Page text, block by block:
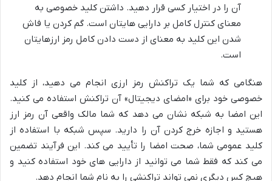
آن را در اختیار کسی قرار دهید. داشتن کلید خصوصی به
معنای کنترل کامل بر دارایی هایتان است. گم کردن یا فاش
شدن این کلید به معنای از دست دادن کامل رمز ارزهایتان
است.
هنگامی که شما یک تراکنش رمز ارزی انجام می دهید، از کلید
خصوصی خود برای «امضای دیجیتال» آن تراکنش استفاده می کنید.
این امضا به شبکه نشان می دهد که شما مالک واقعی آن رمز ارز
هستید و اجازه خرج کردن آن را دارید. سپس شبکه با استفاده از
کلید عمومی شما، صحت امضا را تأیید می کند. این فرآیند تضمین
می کند که فقط شما می توانید از دارایی های خود استفاده کنید و
هیچ کس دیگری نمی تواند تراکنشی را به نام شما انجام دهد.